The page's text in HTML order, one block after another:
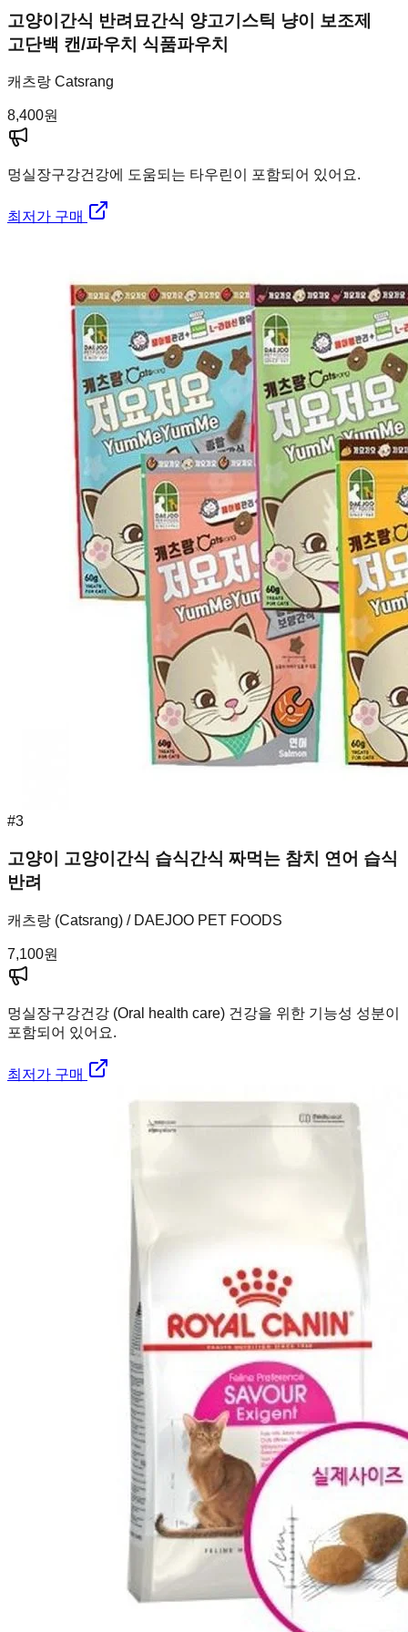
고양이간식 반려묘간식 양고기스틱 냥이 보조제
고단백 캔/파우치 식품파우치
캐츠랑 Catsrang
8,400원
멍실장구강건강에 도움되는 타우린이 포함되어 있어요.
최저가 구매
#3
고양이 고양이간식 습식간식 짜먹는 참치 연어 습식
반려
캐츠랑 (Catsrang) / DAEJOO PET FOODS
7,100원
멍실장구강건강 (Oral health care) 건강을 위한 기능성 성분이
포함되어 있어요.
최저가 구매